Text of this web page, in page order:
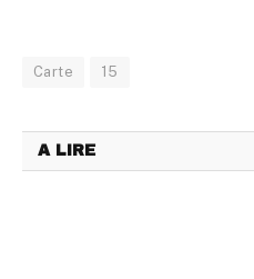
Carte 15
A LIRE